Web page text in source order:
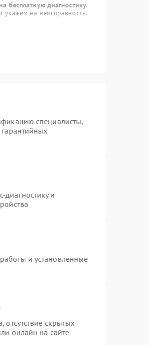
бесплатную диагностику.
на неисправность.
специалисты,
диагностику и
и установленные
отсутствие скрытых
онлайн на сайте